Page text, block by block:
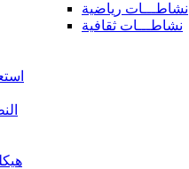
نشاطـــات رياضية
نشاطـــات ثقافية